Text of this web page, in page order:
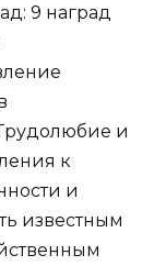
9 наград
и
к
и
известным